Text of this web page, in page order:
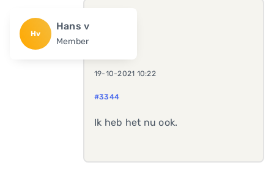
Hv
Hans v
Member
19-10-2021 10:22
#3344
Ik heb het nu ook.